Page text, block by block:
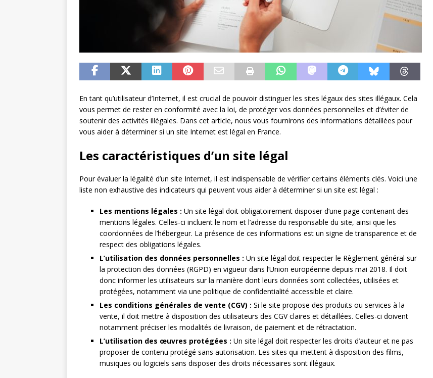
En tant qu’utilisateur d’Internet, il est crucial de pouvoir distinguer les sites légaux des sites illégaux. Cela
vous permet de rester en conformité avec la loi, de protéger vos données personnelles et d’éviter de
soutenir des activités illégales. Dans cet article, nous vous fournirons des informations détaillées pour
vous aider à déterminer si un site Internet est légal en France.
Les caractéristiques d’un site légal
Pour évaluer la légalité d’un site Internet, il est indispensable de vérifier certains éléments clés. Voici une
liste non exhaustive des indicateurs qui peuvent vous aider à déterminer si un site est légal :
Les mentions légales : Un site légal doit obligatoirement disposer d’une page contenant des
mentions légales. Celles-ci incluent le nom et l’adresse du responsable du site, ainsi que les
coordonnées de l’hébergeur. La présence de ces informations est un signe de transparence et de
respect des obligations légales.
L’utilisation des données personnelles : Un site légal doit respecter le Règlement général sur
la protection des données (RGPD) en vigueur dans l’Union européenne depuis mai 2018. Il doit
donc informer les utilisateurs sur la manière dont leurs données sont collectées, utilisées et
protégées, notamment via une politique de confidentialité accessible et claire.
Les conditions générales de vente (CGV) : Si le site propose des produits ou services à la
vente, il doit mettre à disposition des utilisateurs des CGV claires et détaillées. Celles-ci doivent
notamment préciser les modalités de livraison, de paiement et de rétractation.
L’utilisation des œuvres protégées : Un site légal doit respecter les droits d’auteur et ne pas
proposer de contenu protégé sans autorisation. Les sites qui mettent à disposition des films,
musiques ou logiciels sans disposer des droits nécessaires sont illégaux.